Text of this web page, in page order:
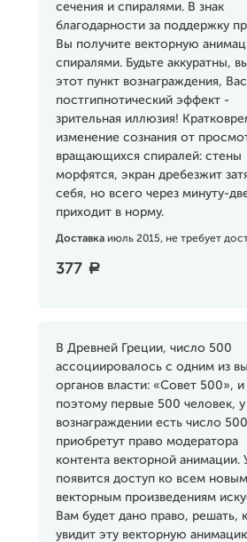
сечения и спиралями. В знак
благодарности за поддержку
Вы получите векторную
спиралями. Будьте аккуратны,
этот пункт вознаграждения,
постгипнотический эффект -
зрительная иллюзия!
изменение сознания от
вращающихся спиралей: стены
морфятся, экран дребезжит
себя, но всего через минуту-
приходит в норму.
Доставка июль 2015, не требует
377 a
В Древней Греции, число 500
ассоциировалось с одним из
органов власти: «Совет 500», и
поэтому первые 500 человек, у
вознаграждении есть число
приобретут право модератора
контента векторной анимации.
появится доступ ко всем новым
векторным произведениям
Вам будет дано право, решать,
увидит эту векторную